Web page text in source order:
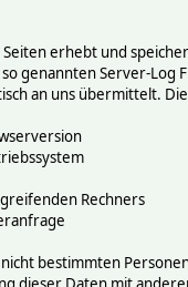
erhebt und
genannten Server-Log
an uns übermittelt.
Rechners
bestimmten